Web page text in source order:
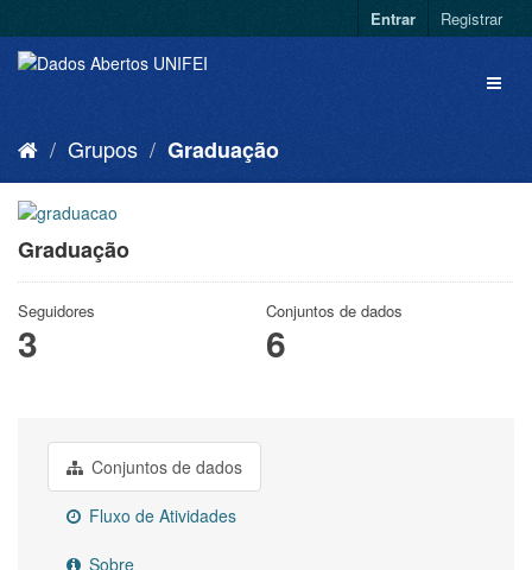
Entrar Registrar
Grupos Graduação
Graduação
Seguidores
3
Conjuntos de dados
6
Conjuntos de dados
Fluxo de Atividades
Sobre